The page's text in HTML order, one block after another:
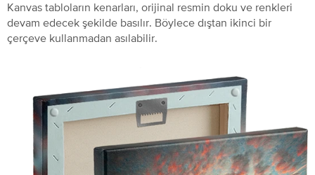
Kanvas tabloların kenarları, orijinal resmin doku ve renkleri
devam edecek şekilde basılır. Böylece dıştan ikinci bir
çerçeve kullanmadan asılabilir.